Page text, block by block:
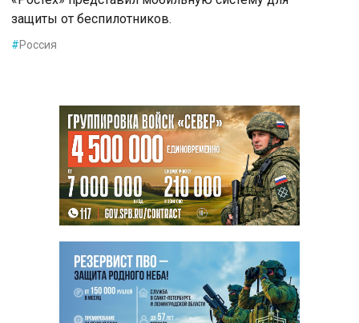
защиты от беспилотников.
#Россия